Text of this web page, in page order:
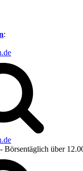
:
- Börsentäglich über